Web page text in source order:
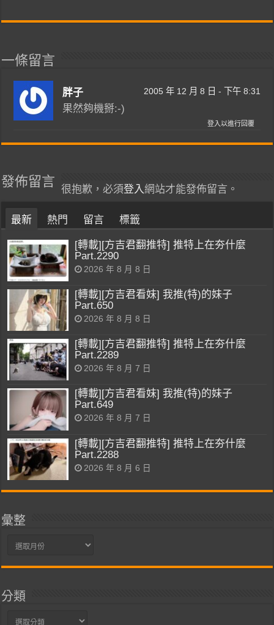
一條留言
胖子 2005 年 12 月 8 日 - 下午 8:31
果然夠機掰:-)
登入以進行回覆
發佈留言
很抱歉，必須登入網站才能發佈留言。
最新 熱門 留言 標籤
[轉載][方吉君翻推特] 推特上在夯什麼
Part.2290
2026 年 8 月 8 日
[轉載][方吉君看妹] 我推(特)的妹子
Part.650
2026 年 8 月 8 日
[轉載][方吉君翻推特] 推特上在夯什麼
Part.2289
2026 年 8 月 7 日
[轉載][方吉君看妹] 我推(特)的妹子
Part.649
2026 年 8 月 7 日
[轉載][方吉君翻推特] 推特上在夯什麼
Part.2288
2026 年 8 月 6 日
彙整
彙
分類
分